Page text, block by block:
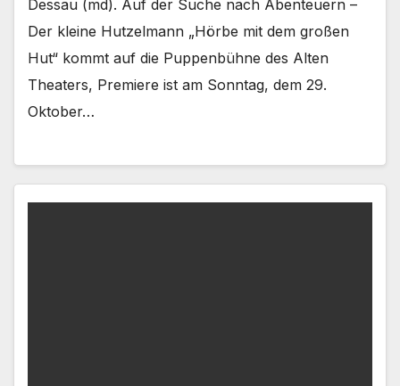
Dessau (md). Auf der Suche nach Abenteuern –
Der kleine Hutzelmann „Hörbe mit dem großen
Hut“ kommt auf die Puppenbühne des Alten
Theaters, Premiere ist am Sonntag, dem 29.
Oktober…